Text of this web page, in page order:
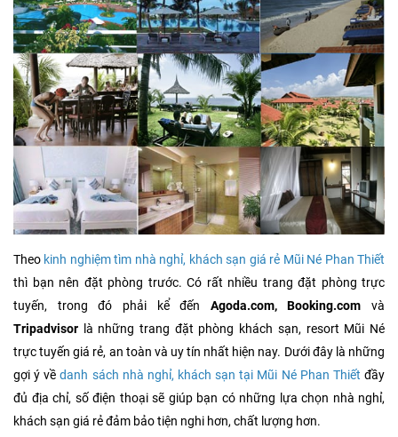
Theo kinh nghiệm tìm nhà nghỉ, khách sạn giá rẻ Mũi Né Phan Thiết
thì bạn nên đặt phòng trước. Có rất nhiều trang đặt phòng trực
tuyến, trong đó phải kể đến Agoda.com, Booking.com và
Tripadvisor là những trang đặt phòng khách sạn, resort Mũi Né
trực tuyến giá rẻ, an toàn và uy tín nhất hiện nay. Dưới đây là những
gợi ý vềdanh sách nhà nghỉ, khách sạn tại Mũi Né Phan Thiết đầy
đủ địa chỉ, số điện thoại sẽ giúp bạn có những lựa chọn nhà nghỉ,
khách sạn giá rẻ đảm bảo tiện nghi hơn, chất lượng hơn.